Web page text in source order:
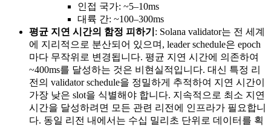
인접 국가: ~5–10ms
대륙 간: ~100–300ms
평균 지연 시간의 함정 피하기 : Solana validator는 전 세계
에 지리적으로 분산되어 있으며, leader schedule은 epoch
마다 무작위로 변경됩니다. 평균 지연 시간에 의존하여
~400ms를 달성하는 것은 비현실적입니다. 대신 특정 리
전의 validator schedule을 정밀하게 추적하여 지연 시간이
가장 낮은 slot을 식별해야 합니다. 지속적으로 최소 지연
시간을 달성하려면 모든 관련 리전에 인프라가 필요합니
다. 동일 리전 내에서는 수십 밀리초 단위로 데이터를 획